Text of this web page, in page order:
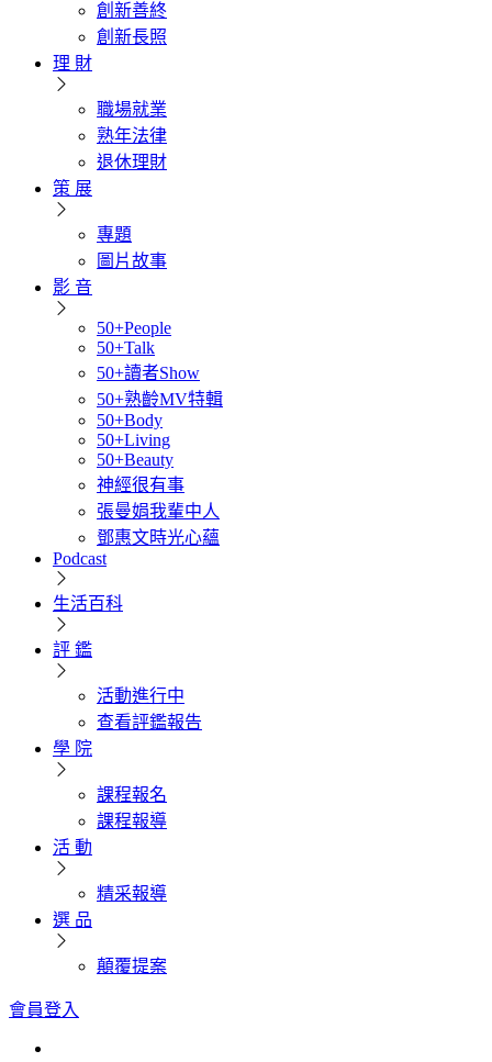
創新善終
創新長照
理 財
職場就業
熟年法律
退休理財
策 展
專題
圖片故事
影 音
50+People
50+Talk
50+讀者Show
50+熟齡MV特輯
50+Body
50+Living
50+Beauty
神經很有事
張曼娟我輩中人
鄧惠文時光心蘊
Podcast
生活百科
評 鑑
活動進行中
查看評鑑報告
學 院
課程報名
課程報導
活 動
精采報導
選 品
顛覆提案
會員登入